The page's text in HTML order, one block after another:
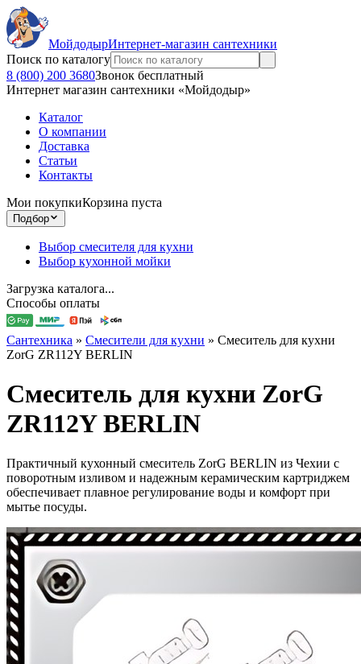
МойдодырИнтернет-магазин сантехники
Поиск по каталогу
8 (800) 200 3680Звонок бесплатный
Интернет магазин сантехники «Мойдодыр»
Каталог
О компании
Доставка
Статьи
Контакты
Мои покупкиКорзина пуста
Подбор
Выбор смесителя для кухни
Выбор кухонной мойки
Загрузка каталога...
Способы оплаты
Сантехника » Смесители для кухни » Смеситель для кухни
ZorG ZR112Y BERLIN
Смеситель для кухни ZorG
ZR112Y BERLIN
Практичный кухонный смеситель ZorG BERLIN из Чехии с
поворотным изливом и надежным керамическим картриджем
обеспечивает плавное регулирование воды и комфорт при
мытье посуды.